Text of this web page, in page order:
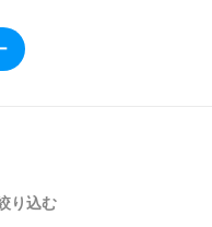
り込む